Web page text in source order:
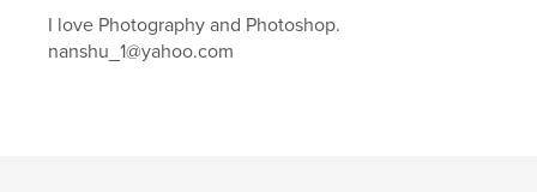
I love Photography and Photoshop.
nanshu_1@yahoo.com